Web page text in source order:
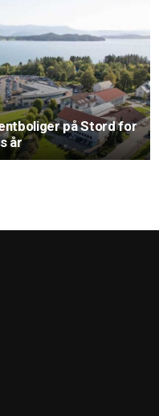
på Stord for
år